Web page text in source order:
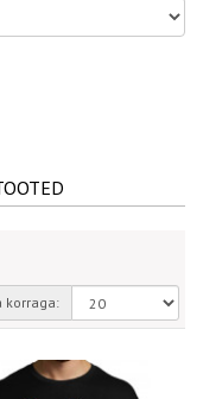
korraga: